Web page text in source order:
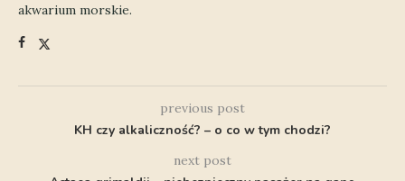
akwarium morskie.
previous post
KH czy alkaliczność? – o co w tym chodzi?
next post